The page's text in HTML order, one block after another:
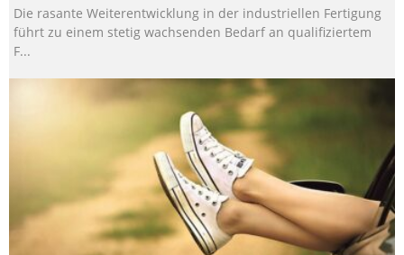
Die rasante Weiterentwicklung in der industriellen Fertigung
führt zu einem stetig wachsenden Bedarf an qualifiziertem
F...